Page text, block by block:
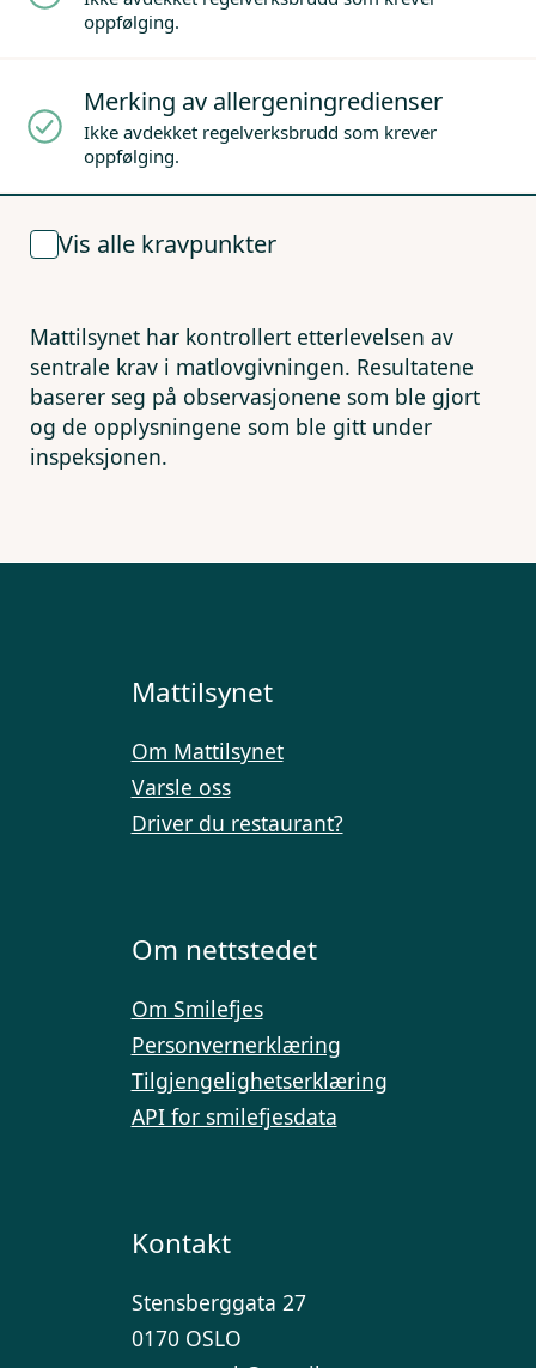
oppfølging.
Merking av allergeningredienser
Ikke avdekket regelverksbrudd som krever
oppfølging.
Vis alle kravpunkter
Mattilsynet har kontrollert etterlevelsen av
sentrale krav i matlovgivningen. Resultatene
baserer seg på observasjonene som ble gjort
og de opplysningene som ble gitt under
inspeksjonen.
Mattilsynet
Om Mattilsynet
Varsle oss
Driver du restaurant?
Om nettstedet
Om Smilefjes
Personvernerklæring
Tilgjengelighetserklæring
API for smilefjesdata
Kontakt
Stensberggata 27
0170 OSLO